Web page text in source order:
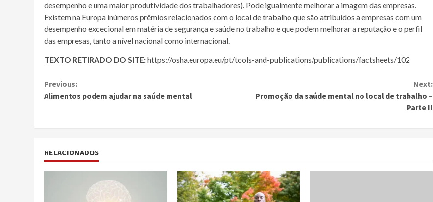
desempenho e uma maior produtividade dos trabalhadores). Pode igualmente melhorar a imagem das empresas.
Existem na Europa inúmeros prêmios relacionados com o local de trabalho que são atribuídos a empresas com um
desempenho excecional em matéria de segurança e saúde no trabalho e que podem melhorar a reputação e o perfil
das empresas, tanto a nível nacional como internacional.
TEXTO RETIRADO DO SITE:https://osha.europa.eu/pt/tools-and-publications/publications/factsheets/102
Continue
Reading
Previous:
Alimentos podem ajudar na saúde mental
Next:
Promoção da saúde mental no local de trabalho –
Parte II
RELACIONADOS